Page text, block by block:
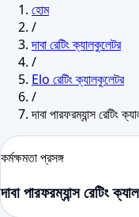
হোম
/
দাবা রেটিং ক্যালকুলেটর
/
Elo রেটিং ক্যালকুলেটর
/
দাবা পারফরম্যান্স রেটিং
কর্মক্ষমতা প্রসঙ্গ
দাবা পারফরম্যান্স রেটিং